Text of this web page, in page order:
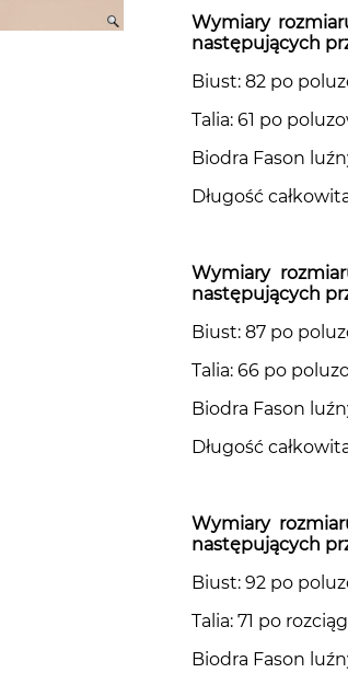
Sukienki w kwiaty i wzory
Wymiary
następujących
Biust: 82 po
Talia: 61 po
Biodra Fason
Długość
Wymiary
następujących
Biust: 87 po
Talia: 66 po
Biodra Fason
Długość
Wymiary
następujących
Biust: 92 po
Talia: 71 po
Biodra Fason